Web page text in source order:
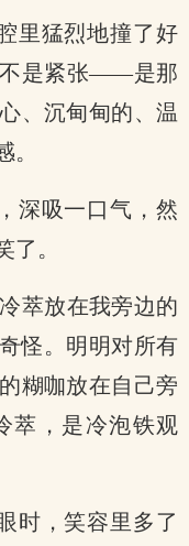
里猛烈地撞了好
不是紧张——是那
、沉甸甸的、温
深吸一口气，然
了。
萃放在我旁边的
怪。明明对所有
糊咖放在自己旁
萃，是冷泡铁观
时，笑容里多了